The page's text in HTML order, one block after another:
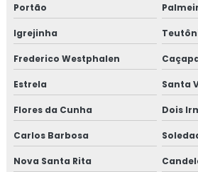
Fogão a lenha área gourmet
Fogão a lenha campeiro
Fogão a lenha campeiro com forno
Fogão a lenha campeiro pequeno
Fogão a lenha em inox
Portão
Igrejinha
Frederico Westphalen
Estrela Santa
Flores da Cunha Dois
Carlos Barbosa
Nova Santa Rita